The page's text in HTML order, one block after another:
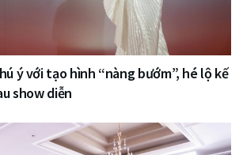
ý với tạo hình “nàng bướm”, hé lộ kế
show diễn